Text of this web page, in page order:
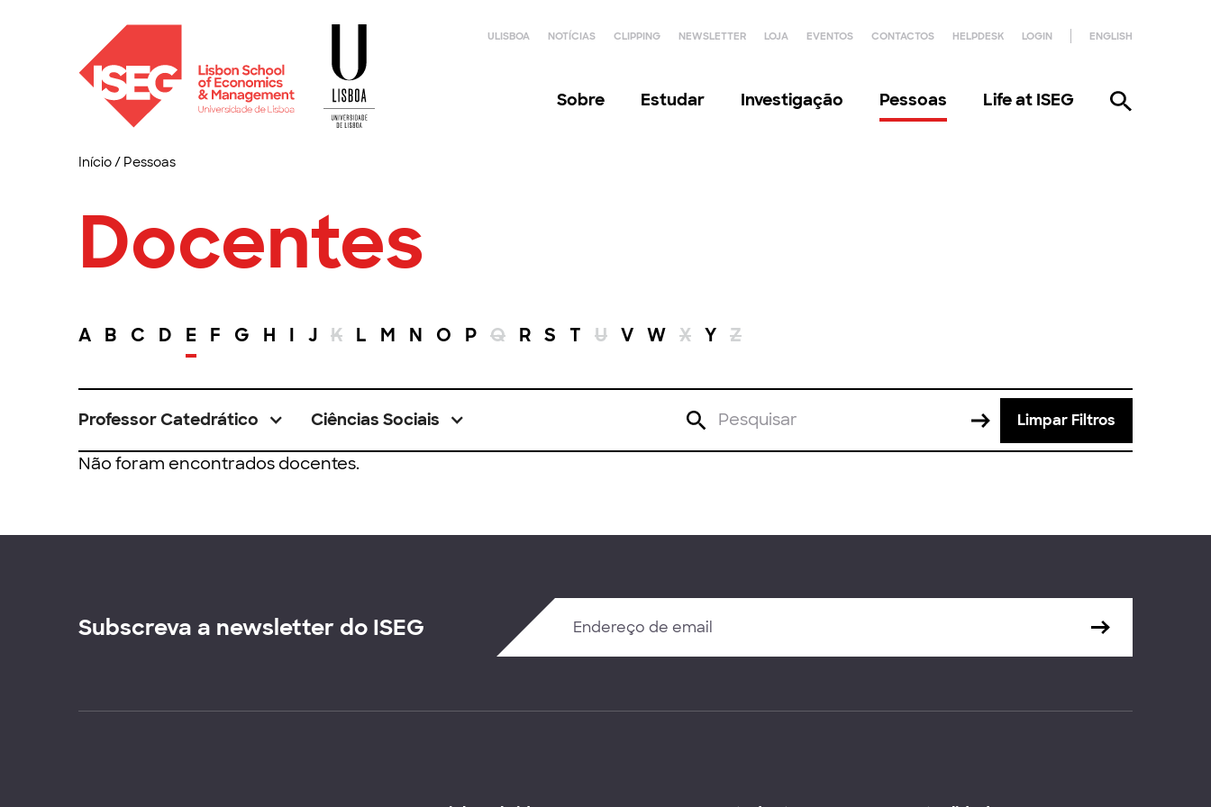
ULISBOA NOTÍCIAS CLIPPING NEWSLETTER LOJA EVENTOS CONTACTOS HELPDESK LOGIN ENGLISH
Sobre Estudar Investigação Pessoas Life at ISEG
Início/ Pessoas
Docentes
A B C D E F G H I J K L M N O P Q R S T U V W X Y Z
Professor Catedrático Ciências Sociais Limpar Filtros
Não foram encontrados docentes.
Subscreva a newsletter do ISEG